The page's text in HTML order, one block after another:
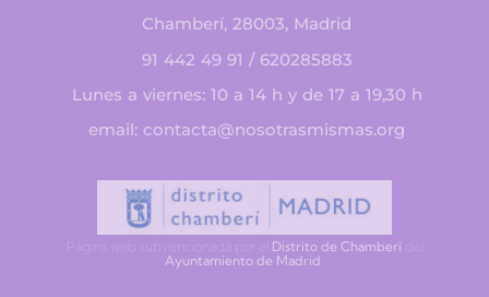
Chamberí, 28003, Madrid
91 442 49 91 / 620285883
Lunes a viernes: 10 a 14 h y de 17 a 19,30 h
email: contacta@nosotrasmismas.org
Página web subvencionada por el Distrito de Chamberídel
Ayuntamiento de Madrid